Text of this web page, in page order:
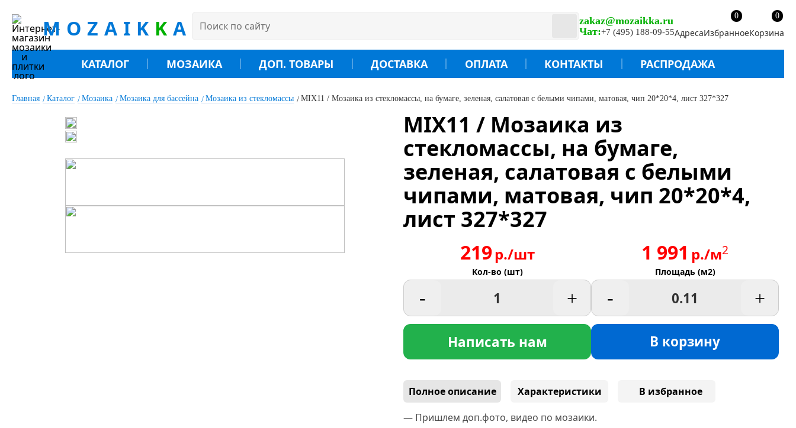
MOZAIK K A
zakaz@mozaikka.ru
Чат:+7 (495) 188-09-55Адреса
0
ИзбранноеКорзина
0
КАТАЛОГ МОЗАИКА ДОП. ТОВАРЫ ДОСТАВКА ОПЛАТА КОНТАКТЫ РАСПРОДАЖА
Главная Каталог Мозаика Мозаика для бассейна Мозаика из стекломассы MIX11 / Мозаика из стекломассы, на бумаге, зеленая, салатовая с белыми чипами, матовая, чип 20*20*4, лист 327*327
MIX11 / Мозаика из
стекломассы, на бумаге,
зеленая, салатовая с белыми
чипами, матовая, чип 20*20*4,
лист 327*327
219р./шт
Кол-во (шт)
- +
Написать нам
1 991 р./м2
Площадь (м2)
- +
В корзину
Полное описание Характеристики
В избранное
— Пришлем доп.фото, видео по мозаики.